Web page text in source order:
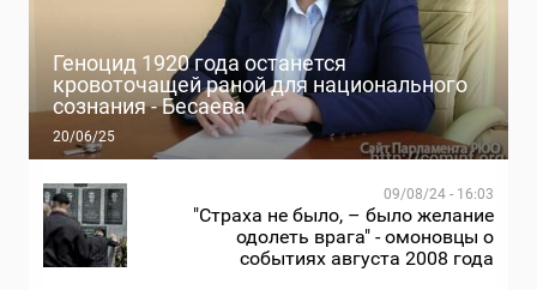
Геноцид 1920 года останется
кровоточащей раной для национального
сознания - Бесаева
20/06/25
09/08/24 - 16:03
"Страха не было, – было желание
одолеть врага" - омоновцы о
событиях августа 2008 года